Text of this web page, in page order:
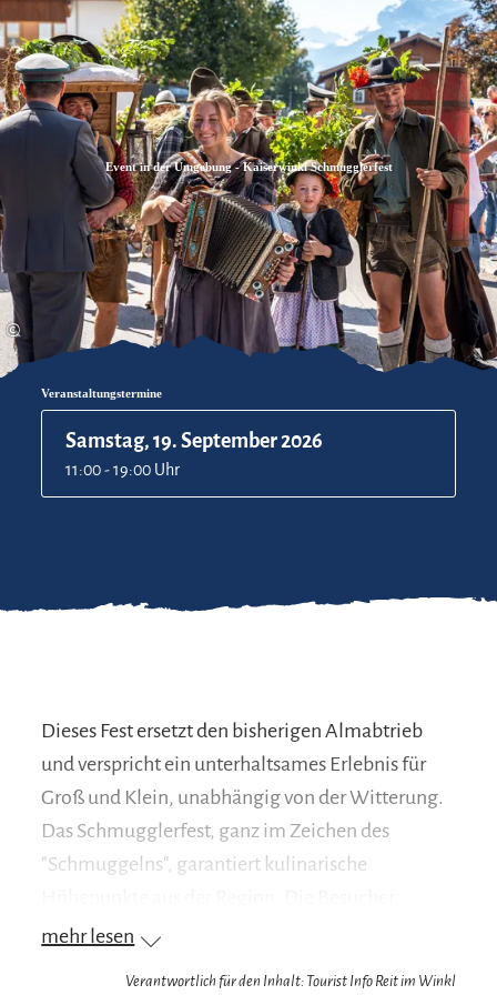
Zum
Inhalt
Zur
Suche
Zum
Footer
©
Event in der Umgebung - Kaiserwinkl Schmugglerfest
Veranstaltungstermine
Samstag, 19. September 2026
11:00 - 19:00 Uhr
Dieses Fest ersetzt den bisherigen Almabtrieb
und verspricht ein unterhaltsames Erlebnis für
Groß und Klein, unabhängig von der Witterung.
Das Schmugglerfest, ganz im Zeichen des
"Schmuggelns", garantiert kulinarische
können sich auf herzhafte regionale
mehr lesen
Verantwortlich für den Inhalt: Tourist Info Reit im Winkl